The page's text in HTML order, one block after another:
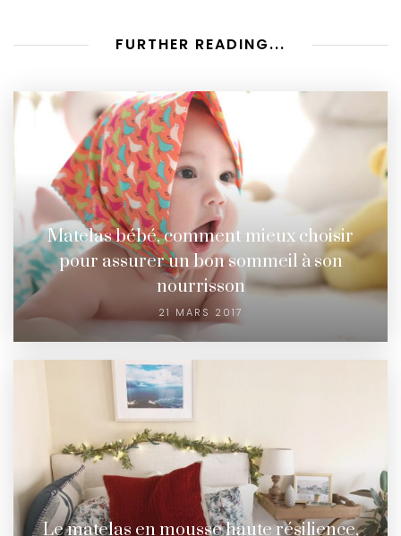
FURTHER READING...
Matelas bébé, comment mieux choisir
pour assurer un bon sommeil à son
nourrisson
21 MARS 2017
Le matelas en mousse haute résilience,